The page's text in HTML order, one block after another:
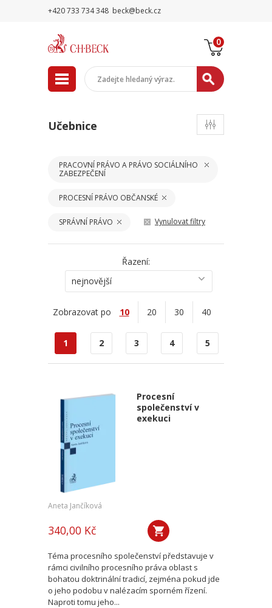
+420 733 734 348 beck@beck.cz
0
Učebnice
PRACOVNÍ PRÁVO A PRÁVO SOCIÁLNÍHO
ZABEZPEČENÍ
PROCESNÍ PRÁVO OBČANSKÉ
SPRÁVNÍ PRÁVO Vynulovat filtry
Řazení:
nejnovější
Zobrazovat po 10 20 30 40
1 2 3 4 5
Procesní
společenství v
exekuci
Aneta Jančíková
340,00 Kč
Téma procesního společenství představuje v
rámci civilního procesního práva oblast s
bohatou doktrinální tradicí, zejména pokud jde
o jeho podobu v nalézacím sporném řízení.
Naproti tomu jeho...